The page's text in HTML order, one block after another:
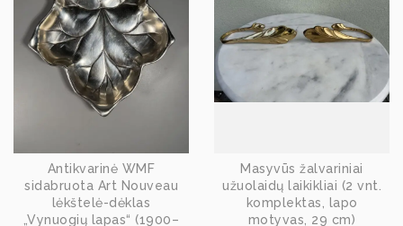
Antikvarinė WMF
sidabruota Art Nouveau
lėkštelė-dėklas
„Vynuogių lapas“ (1900–
Masyvūs žalvariniai
užuolaidų laikikliai (2 vnt.
komplektas, lapo
motyvas, 29 cm)